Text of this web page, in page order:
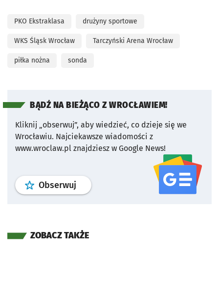
PKO Ekstraklasa drużyny sportowe
WKS Śląsk Wrocław Tarczyński Arena Wrocław
piłka nożna sonda
BĄDŹ NA BIEŻĄCO Z WROCŁAWIEM!
Kliknij „obserwuj”, aby wiedzieć, co dzieje się we
Wrocławiu. Najciekawsze wiadomości z
www.wroclaw.pl znajdziesz w Google News!
Obserwuj profil serwisu
ZOBACZ TAKŻE